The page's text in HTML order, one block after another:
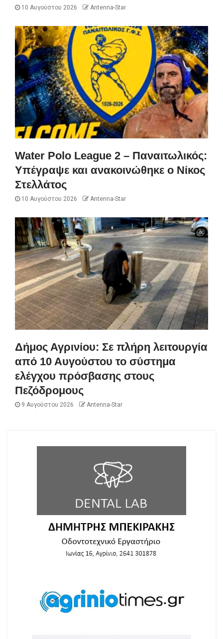
10 Αυγούστου 2026 Antenna-Star
Water Polo League 2 – Παναιτωλικός:
Υπέγραψε και ανακοινώθηκε ο Νίκος
Στελλάτος
10 Αυγούστου 2026 Antenna-Star
Δήμος Αγρινίου: Σε πλήρη λειτουργία
από 10 Αυγούστου το σύστημα
ελέγχου πρόσβασης στους
Πεζόδρομους
9 Αυγούστου 2026 Antenna-Star